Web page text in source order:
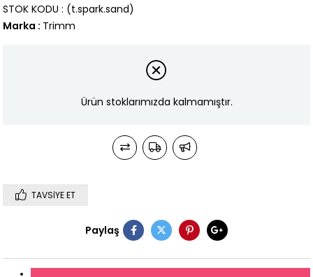
(t.spark.sand)
STOK KODU
Marka : Trimm
Ürün stoklarımızda kalmamıştır.
TAVSIYE ET
Paylaş